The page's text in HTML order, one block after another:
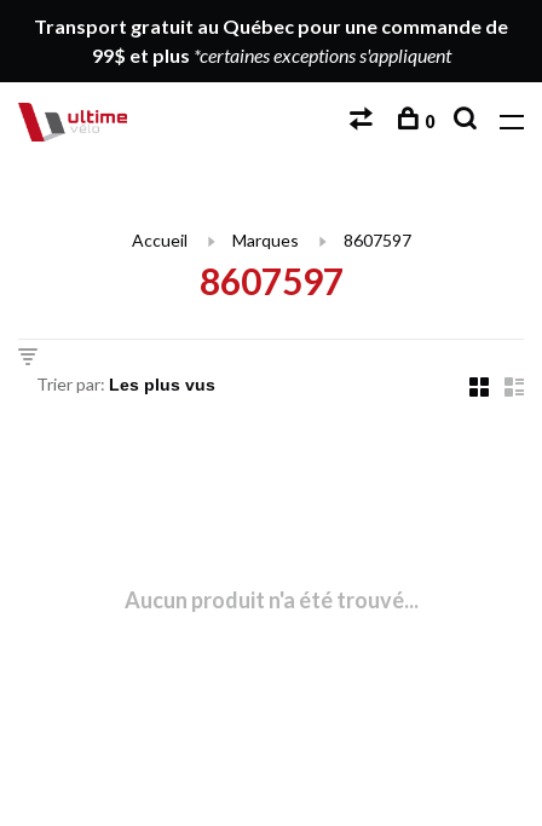
Transport gratuit au Québec pour une commande de
99$ et plus *certaines exceptions s'appliquent
0
Accueil Marques 8607597
8607597
Trier par:
Aucun produit n'a été trouvé...